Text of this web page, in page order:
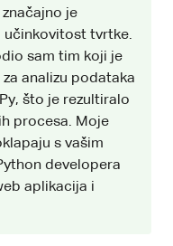
je
učinkovitost tvrtke.
sam tim koji je
analizu podataka
što je rezultiralo
procesa. Moje
s vašim
developera
aplikacija i